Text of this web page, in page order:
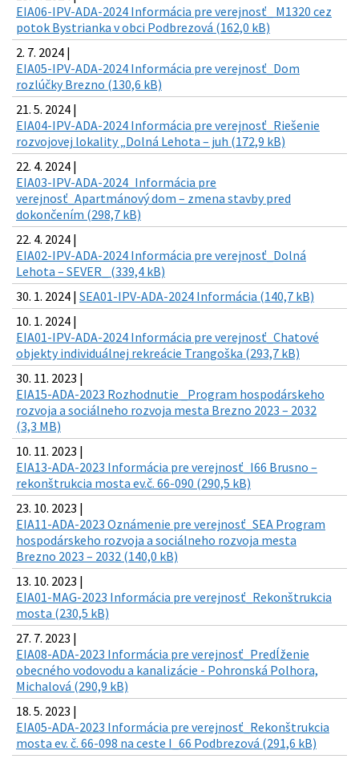
EIA06-IPV-ADA-2024 Informácia pre verejnosť_ M1320 cez
potok Bystrianka v obci Podbrezová (162,0 kB)
2. 7. 2024 |
EIA05-IPV-ADA-2024 Informácia pre verejnosť_Dom
rozlúčky Brezno (130,6 kB)
21. 5. 2024 |
EIA04-IPV-ADA-2024 Informácia pre verejnosť_Riešenie
rozvojovej lokality „Dolná Lehota – juh (172,9 kB)
22. 4. 2024 |
EIA03-IPV-ADA-2024_Informácia pre
verejnosť_Apartmánový dom – zmena stavby pred
dokončením (298,7 kB)
22. 4. 2024 |
EIA02-IPV-ADA-2024 Informácia pre verejnosť_Dolná
Lehota – SEVER_ (339,4 kB)
30. 1. 2024 | SEA01-IPV-ADA-2024 Informácia (140,7 kB)
10. 1. 2024 |
EIA01-IPV-ADA-2024 Informácia pre verejnosť_Chatové
objekty individuálnej rekreácie Trangoška (293,7 kB)
30. 11. 2023 |
EIA15-ADA-2023 Rozhodnutie _Program hospodárskeho
rozvoja a sociálneho rozvoja mesta Brezno 2023 – 2032
(3,3 MB)
10. 11. 2023 |
EIA13-ADA-2023 Informácia pre verejnosť_I66 Brusno –
rekonštrukcia mosta ev.č. 66-090 (290,5 kB)
23. 10. 2023 |
EIA11-ADA-2023 Oznámenie pre verejnosť_SEA Program
hospodárskeho rozvoja a sociálneho rozvoja mesta
Brezno 2023 – 2032 (140,0 kB)
13. 10. 2023 |
EIA01-MAG-2023 Informácia pre verejnosť_Rekonštrukcia
mosta (230,5 kB)
27. 7. 2023 |
EIA08-ADA-2023 Informácia pre verejnosť_Predĺženie
obecného vodovodu a kanalizácie - Pohronská Polhora,
Michalová (290,9 kB)
18. 5. 2023 |
EIA05-ADA-2023 Informácia pre verejnosť_Rekonštrukcia
mosta ev. č. 66-098 na ceste I_66 Podbrezová (291,6 kB)